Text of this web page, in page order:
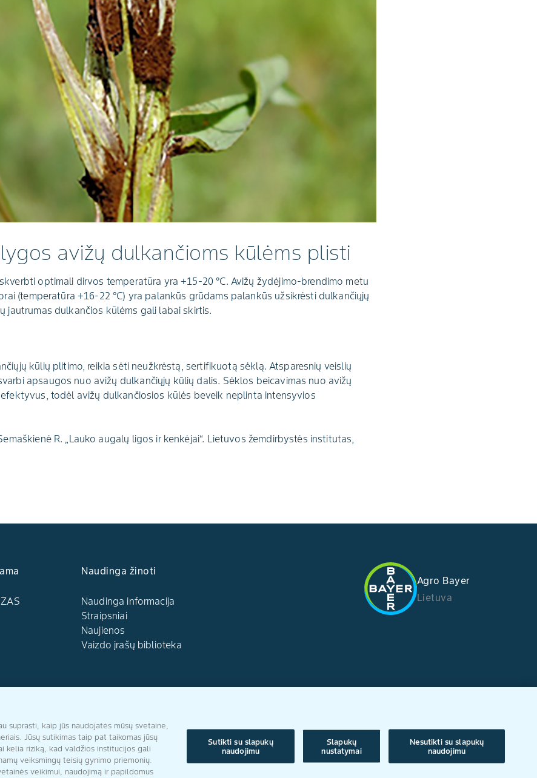
avižų dulkančioms kūlėms plisti
optimali dirvos temperatūra yra +15-20 °C. Avižų žydėjimo-brendimo metu
(temperatūra +16-22 °C) yra palankūs grūdams palankūs užsikrėsti dulkančiųjų
jautrumas dulkančios kūlėms gali labai skirtis.
kūlių plitimo, reikia sėti neužkrėstą, sertifikuotą sėklą. Atsparesnių veislių
apsaugos nuo avižų dulkančiųjų kūlių dalis. Sėklos beicavimas nuo avižų
todėl avižų dulkančiosios kūlės beveik neplinta intensyvios
R. „Lauko augalų ligos ir kenkėjai“. Lietuvos žemdirbystės institutas,
Naudinga žinoti
Naudinga informacija
Straipsniai
Naujienos
Vaizdo įrašų biblioteka
Agro Bayer
Lietuva
Sekite mus
suprasti, kaip jūs naudojatės mūsų svetaine,
Jūsų sutikimas taip pat taikomas jūsų
kelia riziką, kad valdžios institucijos gali
veiksmingų teisių gynimo priemonių.
veikimui, naudojimą ir papildomus
Slapukų
nustatymai
Nesutikti su slapukų
naudojimu
Sutikti su slapukų
naudojimu